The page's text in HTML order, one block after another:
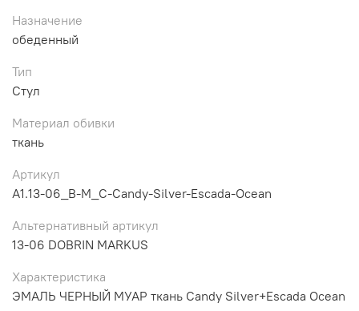
Назначение
обеденный
Тип
Стул
Материал обивки
ткань
Артикул
A1.13-06_B-M_C-Candy-Silver-Escada-Ocean
Альтернативный артикул
13-06 DOBRIN MARKUS
Характеристика
ЭМАЛЬ ЧЕРНЫЙ МУАР ткань Candy Silver+Escada Ocean